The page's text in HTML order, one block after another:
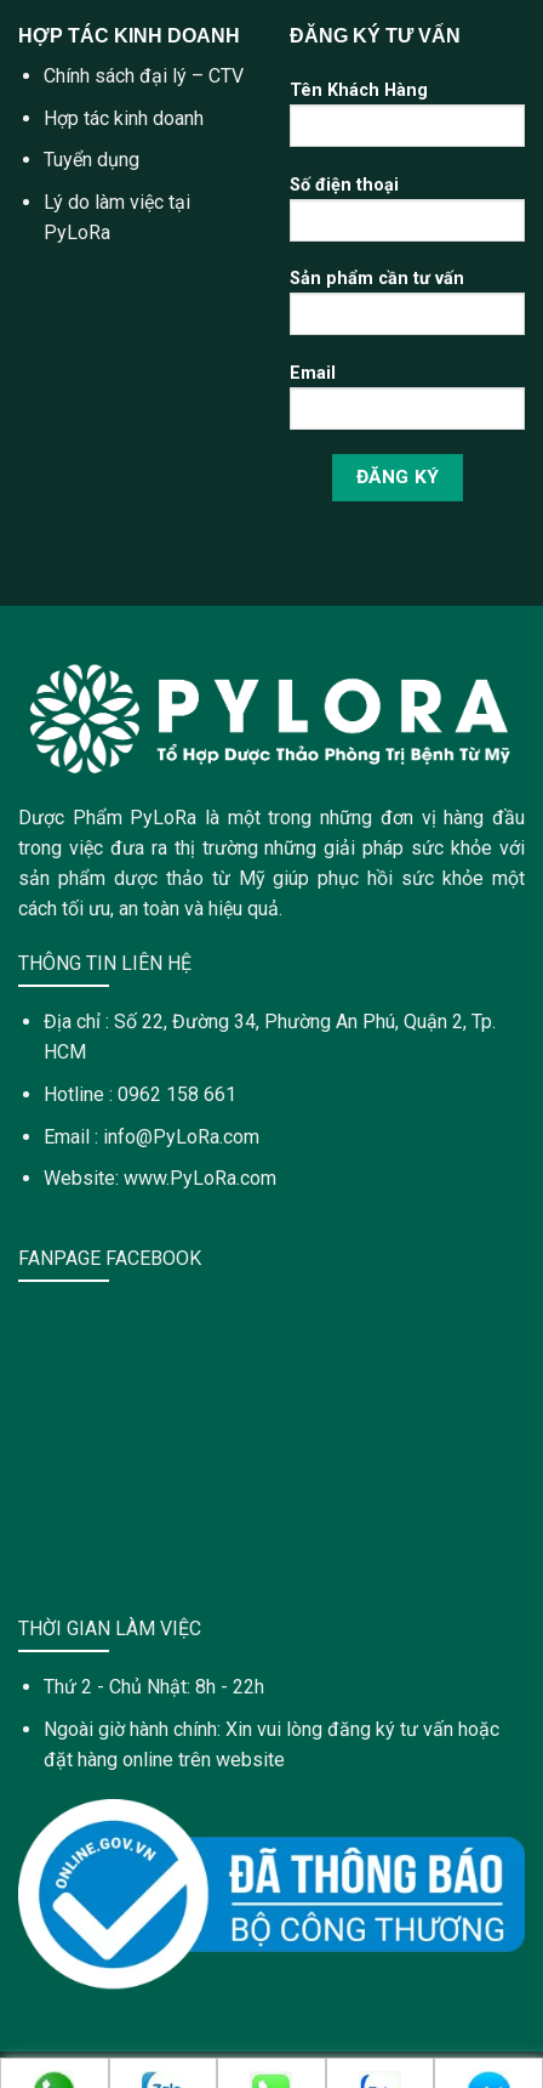
HỢP TÁC KINH DOANH
Chính sách đại lý – CTV
Hợp tác kinh doanh
Tuyển dụng
Lý do làm việc tại
PyLoRa
ĐĂNG KÝ TƯ VẤN
Tên Khách Hàng
Số điện thoại
Sản phẩm cần tư vấn
Email
Dược Phẩm PyLoRa là một trong những đơn vị hàng đầu
trong việc đưa ra thị trường những giải pháp sức khỏe với
sản phẩm dược thảo từ Mỹ giúp phục hồi sức khỏe một
cách tối ưu, an toàn và hiệu quả.
THÔNG TIN LIÊN HỆ
Địa chỉ : Số 22, Đường 34, Phường An Phú, Quận 2, Tp.
HCM
Hotline : 0962 158 661
Email : info@PyLoRa.com
Website: www.PyLoRa.com
FANPAGE FACEBOOK
THỜI GIAN LÀM VIỆC
Thứ 2 - Chủ Nhật: 8h - 22h
Ngoài giờ hành chính: Xin vui lòng đăng ký tư vấn hoặc
đặt hàng online trên website
Copyright 2021 © Trang web này được sở hữu và quản lý bởi: